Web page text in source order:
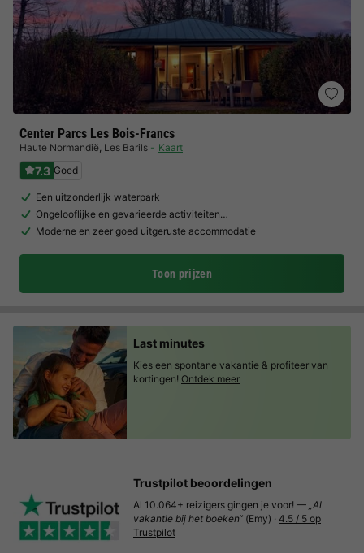
Center Parcs Les Bois-Francs
Haute Normandië, Les Barils Kaart
7.3 Goed
Een uitzonderlijk waterpark
Ongelooflijke en gevarieerde activiteiten…
Moderne en zeer goed uitgeruste accommodatie
Toon prijzen
Last minutes
Kies een spontane vakantie & profiteer van
kortingen! Ontdek meer
Trustpilot beoordelingen
Al 10.064+ reizigers gingen je voor! — „Al
vakantie bij het boeken“ (Emy) · 4.5 / 5 op
Trustpilot